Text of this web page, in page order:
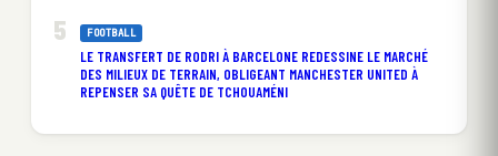
FOOTBALL
LE TRANSFERT DE RODRI À BARCELONE REDESSINE LE MARCHÉ
DES MILIEUX DE TERRAIN, OBLIGEANT MANCHESTER UNITED À
REPENSER SA QUÊTE DE TCHOUAMÉNI